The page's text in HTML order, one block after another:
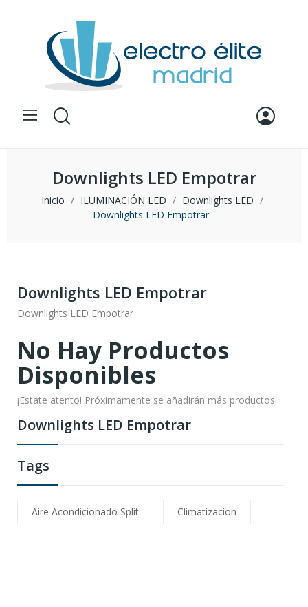
Downlights LED Empotrar
Inicio ILUMINACIÓN LED
Downlights LED
Downlights LED Empotrar
Downlights LED Empotrar
Tags
Aire Acondicionado Split Climatizacion
Downlights LED Empotrar
Downlights LED Empotrar
No Hay Productos
Disponibles
¡Estate atento! Próximamente se añadirán más productos.